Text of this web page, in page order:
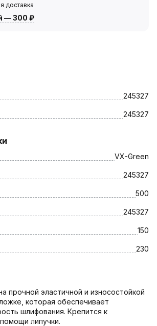
доставка
—300 ₽
245327
245327
VX-Green
245327
500
245327
150
230
прочной эластичной и износостойкой
которая обеспечивает
шлифования. Крепится к
липучки.